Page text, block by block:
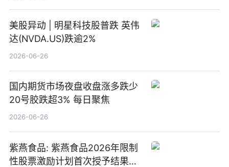
美股异动 | 明星科技股普跌 英伟
达(NVDA.US)跌逾2%
2026-06-26
国内期货市场夜盘收盘涨多跌少
20号胶跌超3% 每日聚焦
2026-06-26
紫燕食品: 紫燕食品2026年限制
性股票激励计划首次授予结果公